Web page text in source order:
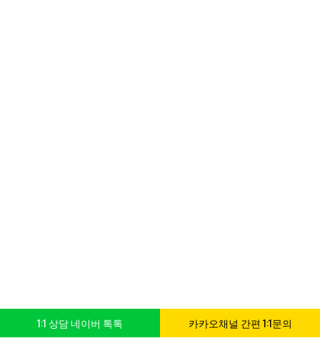
1:1 상담 네이버 톡톡 카카오채널 간편 1:1문의